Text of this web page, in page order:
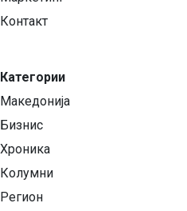
Контакт
Категории
Македонија
Бизнис
Хроника
Колумни
Регион